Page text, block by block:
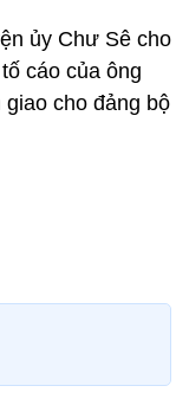
ủy Chư Sê cho
cáo của ông
cho đảng bộ